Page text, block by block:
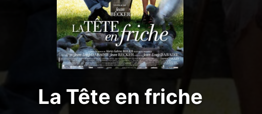
La Tête en friche